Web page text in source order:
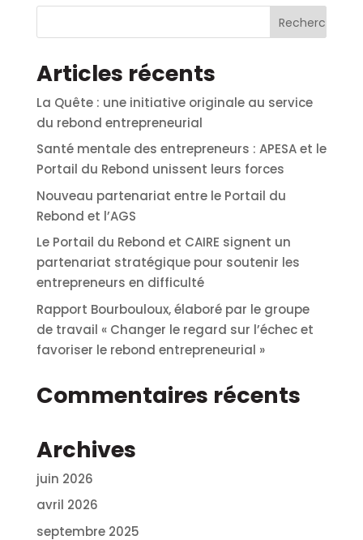
Articles récents
La Quête : une initiative originale au service
du rebond entrepreneurial
Santé mentale des entrepreneurs : APESA et le
Portail du Rebond unissent leurs forces
Nouveau partenariat entre le Portail du
Rebond et l’AGS
Le Portail du Rebond et CAIRE signent un
partenariat stratégique pour soutenir les
entrepreneurs en difficulté
Rapport Bourbouloux, élaboré par le groupe
de travail « Changer le regard sur l’échec et
favoriser le rebond entrepreneurial »
Commentaires récents
Archives
juin 2026
avril 2026
septembre 2025